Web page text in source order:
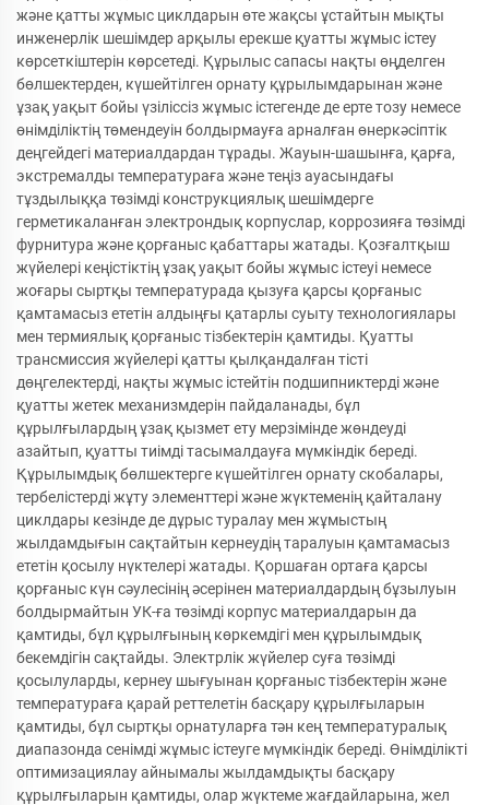
және қатты жұмыс циклдарын өте жақсы ұстайтын мықты
инженерлік шешімдер арқылы ерекше қуатты жұмыс істеу
көрсеткіштерін көрсетеді. Құрылыс сапасы нақты өңделген
бөлшектерден, күшейтілген орнату құрылымдарынан және
ұзақ уақыт бойы үзіліссіз жұмыс істегенде де ерте тозу немесе
өнімділіктің төмендеуін болдырмауға арналған өнеркәсіптік
деңгейдегі материалдардан тұрады. Жауын-шашынға, қарға,
экстремалды температураға және теңіз ауасындағы
тұздылыққа төзімді конструкциялық шешімдерге
герметикаланған электрондық корпуслар, коррозияға төзімді
фурнитура және қорғаныс қабаттары жатады. Қозғалтқыш
жүйелері кеңістіктің ұзақ уақыт бойы жұмыс істеуі немесе
жоғары сыртқы температурада қызуға қарсы қорғаныс
қамтамасыз ететін алдыңғы қатарлы суыту технологиялары
мен термиялық қорғаныс тізбектерін қамтиды. Қуатты
трансмиссия жүйелері қатты қылқандалған тісті
дөңгелектерді, нақты жұмыс істейтін подшипниктерді және
қуатты жетек механизмдерін пайдаланады, бұл
құрылғылардың ұзақ қызмет ету мерзімінде жөндеуді
азайтып, қуатты тиімді тасымалдауға мүмкіндік береді.
Құрылымдық бөлшектерге күшейтілген орнату скобалары,
тербелістерді жұту элементтері және жүктеменің қайталану
циклдары кезінде де дұрыс туралау мен жұмыстың
жылдамдығын сақтайтын кернеудің таралуын қамтамасыз
ететін қосылу нүктелері жатады. Қоршаған ортаға қарсы
қорғаныс күн сәулесінің әсерінен материалдардың бұзылуын
болдырмайтын УК-ға төзімді корпус материалдарын да
қамтиды, бұл құрылғының көркемдігі мен құрылымдық
бекемдігін сақтайды. Электрлік жүйелер суға төзімді
қосылуларды, кернеу шығуынан қорғаныс тізбектерін және
температураға қарай реттелетін басқару құрылғыларын
қамтиды, бұл сыртқы орнатуларға тән кең температуралық
диапазонда сенімді жұмыс істеуге мүмкіндік береді. Өнімділікті
оптимизациялау айнымалы жылдамдықты басқару
құрылғыларын қамтиды, олар жүктеме жағдайларына, жел